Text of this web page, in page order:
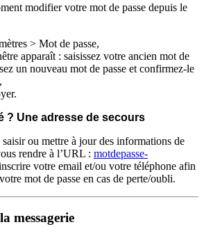
modifier votre mot de passe depuis le
> Mot de passe,
apparaît : saisissez votre ancien mot de
un nouveau mot de passe et confirmez-le
? Une adresse de secours
ou mettre à jour des informations de
rendre à l’URL : motdepasse-
votre email et/ou votre téléphone afin
mot de passe en cas de perte/oubli.
messagerie